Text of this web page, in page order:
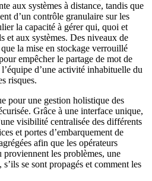
aux systèmes à distance, tandis que
d’un contrôle granulaire sur les
la capacité à gérer qui, quoi et
et aux systèmes. Des niveaux de
la mise en stockage verrouillé
empêcher le partage de mot de
d’une activité inhabituelle du
risques.
pour une gestion holistique des
Grâce à une interface unique,
visibilité centralisée des différents
et portes d’embarquement de
afin que les opérateurs
proviennent les problèmes, une
se sont propagés et comment les